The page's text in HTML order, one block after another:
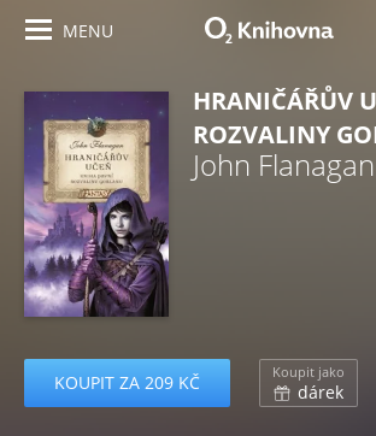
MENU
HRANIČÁŘŮV
ROZVALINY
John Flanagan
KOUPIT ZA 209 KČ Koupit jako
dárek